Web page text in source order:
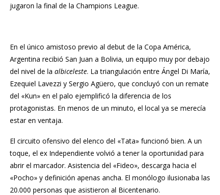
jugaron la final de la Champions League.
En el único amistoso previo al debut de la Copa América,
Argentina recibió San Juan a Bolivia, un equipo muy por debajo
del nivel de la albiceleste. La triangulación entre Ángel Di María,
Ezequiel Lavezzi y Sergio Agüero, que concluyó con un remate
del «Kun» en el palo ejemplificó la diferencia de los
protagonistas. En menos de un minuto, el local ya se merecía
estar en ventaja.
El circuito ofensivo del elenco del «Tata» funcionó bien. A un
toque, el ex Independiente volvió a tener la oportunidad para
abrir el marcador. Asistencia del «Fideo», descarga hacia el
«Pocho» y definición apenas ancha. El monólogo ilusionaba las
20.000 personas que asistieron al Bicentenario.